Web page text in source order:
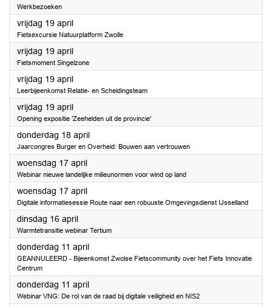
Werkbezoeken
vrijdag 19 april2024
Fietsexcursie Natuurplatform Zwolle
vrijdag 19 april2024
Fietsmoment Singelzone
vrijdag 19 april2024
Leerbijeenkomst Relatie- en Scheidingsteam
vrijdag 19 april2024
Opening expositie 'Zeehelden uit de provincie'
donderdag 18 april2024
Jaarcongres Burger en Overheid: Bouwen aan vertrouwen
woensdag 17 april2024
Webinar nieuwe landelijke milieunormen voor wind op land
woensdag 17 april2024
Digitale informatiesessie Route naar een robuuste Omgevingsdienst IJsselland
dinsdag 16 april2024
Warmtetransitie webinar Tertium
donderdag 11 april2024
GEANNULEERD - Bijeenkomst Zwolse Fietscommunity over het Fiets Innovatie
Centrum
donderdag 11 april2024
Webinar VNG: De rol van de raad bij digitale veiligheid en NIS2